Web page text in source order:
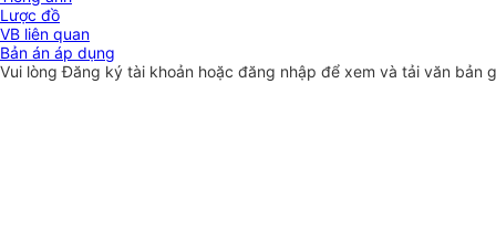
Lược đồ
VB liên quan
Bản án áp dụng
Vui lòngĐăng ký tài khoản hoặc đăng nhập để xem và tải văn bản